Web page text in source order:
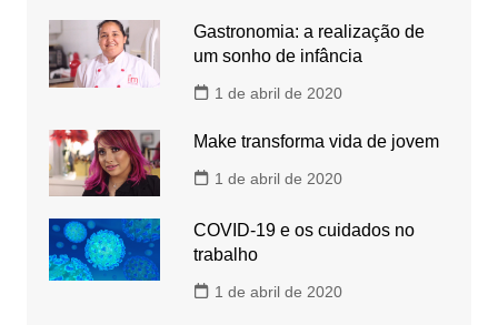
Gastronomia: a realização de
um sonho de infância
1 de abril de 2020
Make transforma vida de jovem
1 de abril de 2020
COVID-19 e os cuidados no
trabalho
1 de abril de 2020